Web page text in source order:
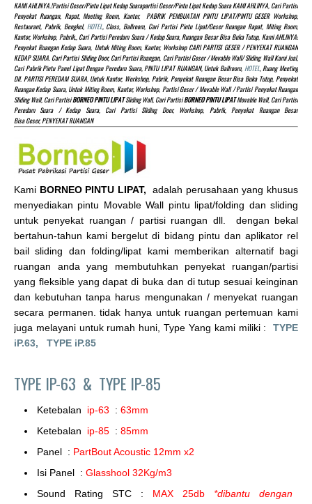
KAMI AHLINYA.!partisi Geser/pintu Lipat Kedap Suarapartisi Geser/pintu Lipat Kedap Suara KAMI AHLINYA, Cari Partisi
Penyekat Ruangan, Rapat, Meeting Room, Kantor, PABRIK PEMBUATAN PINTU LIPAT/PINTU GESER Workshop,
Restaurant, Pabrik, Bengkel, HOTEL, Class, Ballroom, Cari Partisi Pintu Lipat/Geser Ruangan Rapat, Miting Room,
Kantor, Workshop, Pabrik,, Cari Partisi Peredam Suara / Kedap Suara, Ruangan Besar Bisa Buka Tutup, Kami AHLINYA!
Penyekat Ruangan Kedap Suara, Untuk Miting Room, Kantor, Workshop CARI PARTISI GESER / PENYEKAT RUANGAN
KEDAP SUARA. Cari Partisi Sliding Door, Cari Partisi Ruangan, Cari Partisi Geser / Movable Wall/ Sliding Wall Kami Jual,
Cari Pabrik Pintu Panel Lipat Dengan Peredam Suara, PINTU LIPAT RUANGAN, Untuk Ballroom, HOTEL, Ruang Meeting
Dll. PARTISI PEREDAM SUARA, Untuk Kantor, Workshop, Pabrik, Penyekat Ruangan Besar Bisa Buka Tutup, Penyekat
Ruangan Kedap Suara, Untuk Miting Room, Kantor, Workshop, Partisi Geser / Movable Wall / Partisi Penyekat Ruangan
Sliding Wall, Cari PartisiBORNEO PINTU LIPATSliding Wall, Cari PartisiBORNEO PINTU LIPATMovable Wall, Cari Partisi
Peredam Suara / Kedap Suara, Cari Partisi Sliding Door, Workshop, Pabrik, Penyekat Ruangan Besar
Bisa Geser, PENYEKAT RUANGAN
Kami BORNEO PINTU LIPAT, adalah perusahaan yang khusus
menyediakan pintu Movable Wall pintu lipat/folding dan sliding
untuk penyekat ruangan / partisi ruangan dll. dengan bekal
bertahun-tahun kami bergelut di bidang pintu dan aplikator rel
bail sliding dan folding/lipat kami memberikan alternatif bagi
ruangan anda yang membutuhkan penyekat ruangan/partisi
yang fleksible yang dapat di buka dan di tutup sesuai keinginan
dan kebutuhan tanpa harus mengunakan / menyekat ruangan
secara permanen. tidak hanya untuk ruangan pertemuan kami
juga melayani untuk rumah huni, Type Yang kami miliki : TYPE
iP.63, TYPE iP.85
TYPE IP-63 & TYPE IP-85
Ketebalan ip-63 : 63mm
Ketebalan ip-85 : 85mm
Panel : PartBout Acoustic 12mm x2
Isi Panel : Glasshool 32Kg/m3
Sound Rating STC : MAX 25db *dibantu dengan